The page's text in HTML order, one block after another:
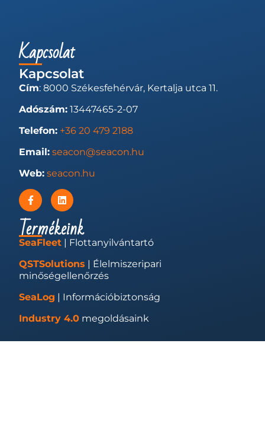
Kapcsolat
Kapcsolat
Cím: 8000 Székesfehérvár, Kertalja utca 11.
Adószám: 13447465-2-07
Telefon: +36 20 479 2188
Email: seacon@seacon.hu
Web: seacon.hu
Termékeink
SeaFleet | Flottanyilvántartó
QSTSolutions | Élelmiszeripari
minőségellenőrzés
SeaLog | Információbiztonság
Industry 4.0 megoldásaink